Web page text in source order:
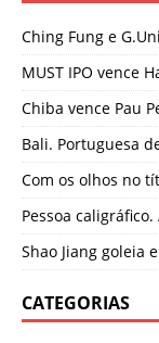
Ching Fung e
MUST IPO vence
Chiba vence Pau
Bali. Portuguesa
Com os olhos no
Pessoa
Shao Jiang goleia
CATEGORIAS